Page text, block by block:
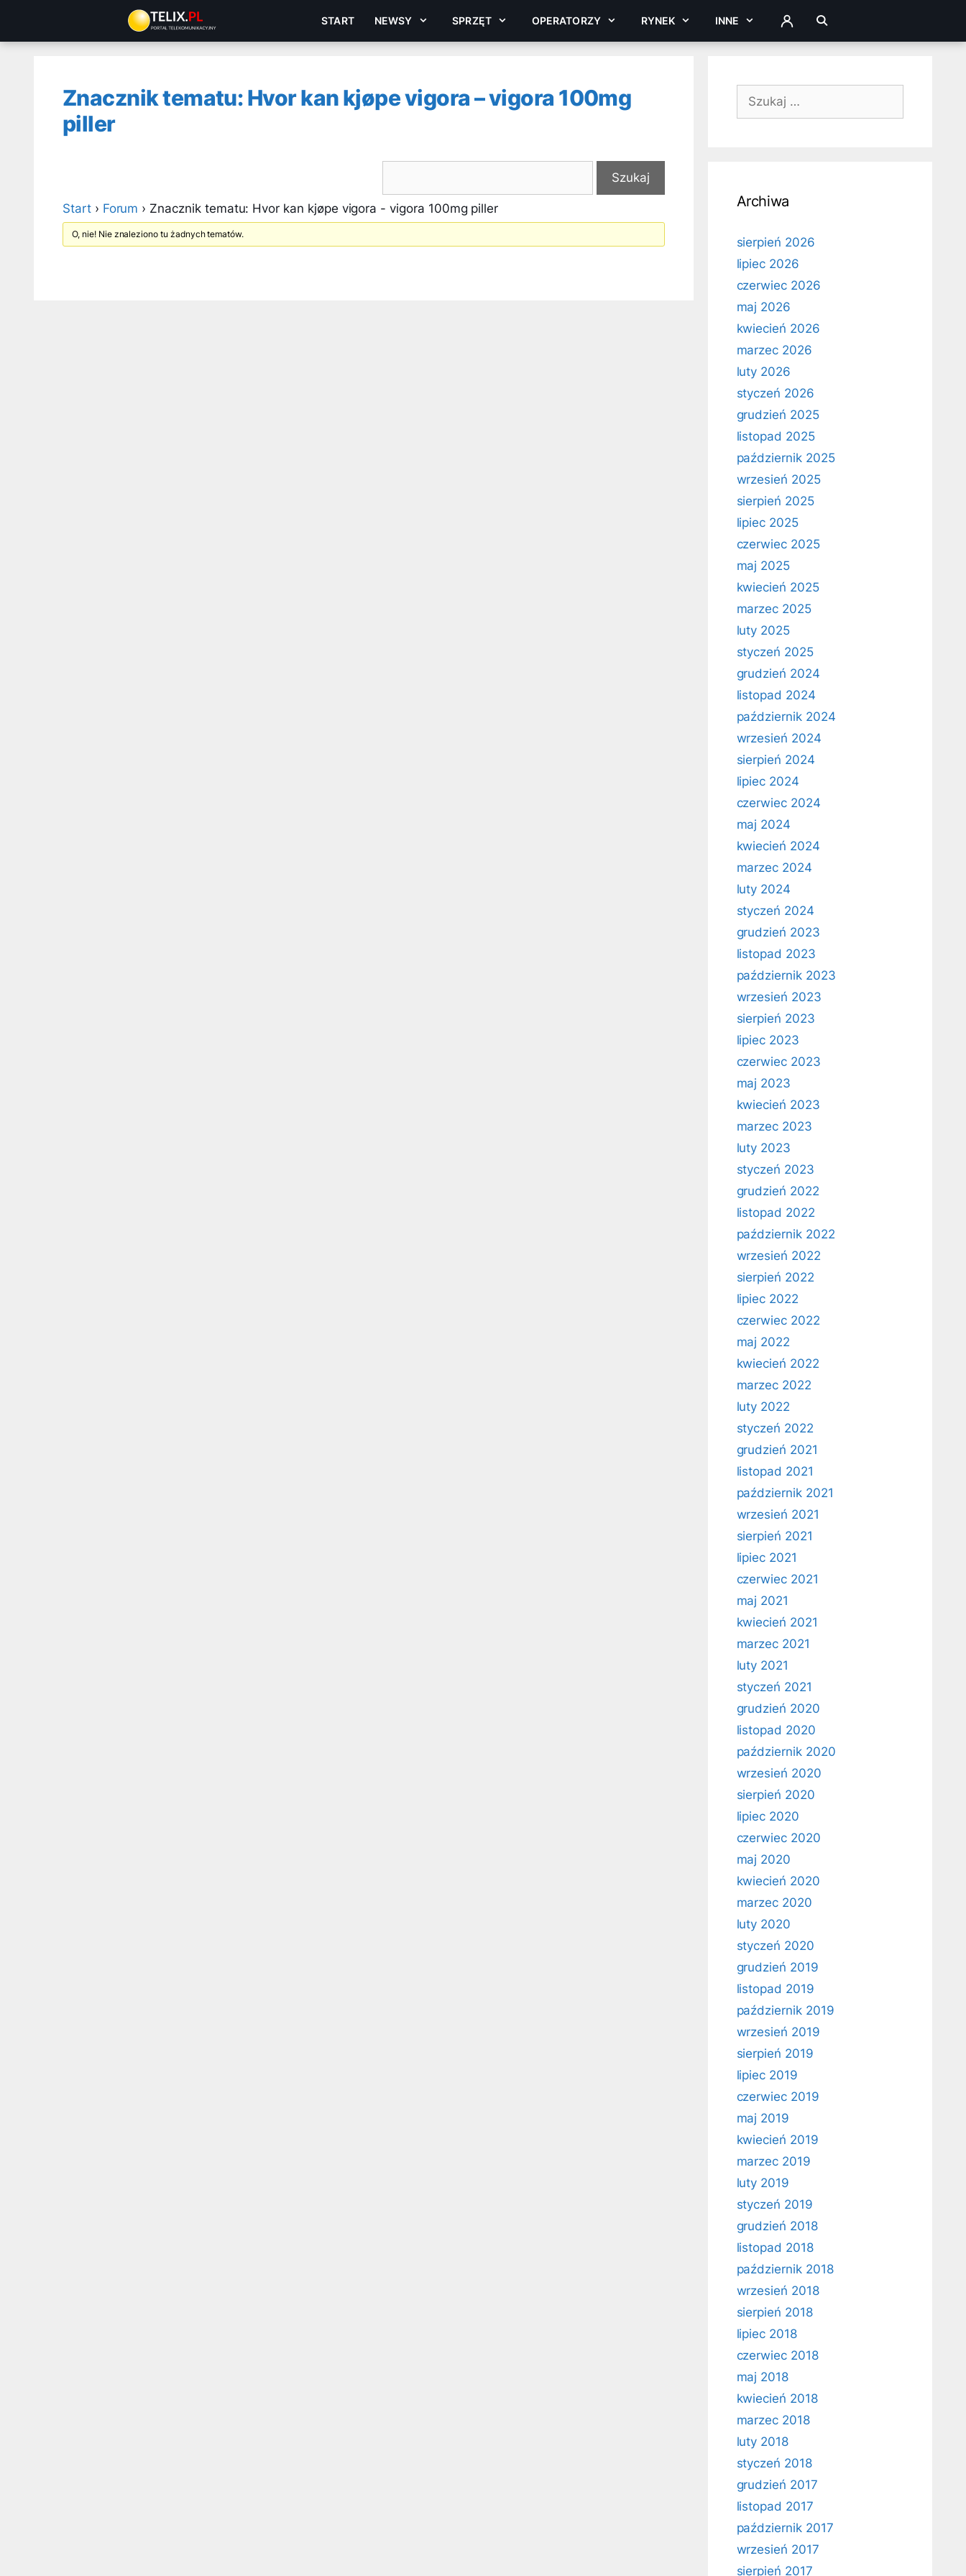
treści
START NEWSY SPRZĘT OPERATORZY RYNEK INNE ZALOGUJ
Znacznik tematu: Hvor kan kjøpe vigora – vigora 100mg
piller
Start › Forum › Znacznik tematu: Hvor kan kjøpe vigora - vigora 100mg piller
O, nie! Nie znaleziono tu żadnych tematów.
Szukaj:
Archiwa
sierpień 2026
lipiec 2026
czerwiec 2026
maj 2026
kwiecień 2026
marzec 2026
luty 2026
styczeń 2026
grudzień 2025
listopad 2025
październik 2025
wrzesień 2025
sierpień 2025
lipiec 2025
czerwiec 2025
maj 2025
kwiecień 2025
marzec 2025
luty 2025
styczeń 2025
grudzień 2024
listopad 2024
październik 2024
wrzesień 2024
sierpień 2024
lipiec 2024
czerwiec 2024
maj 2024
kwiecień 2024
marzec 2024
luty 2024
styczeń 2024
grudzień 2023
listopad 2023
październik 2023
wrzesień 2023
sierpień 2023
lipiec 2023
czerwiec 2023
maj 2023
kwiecień 2023
marzec 2023
luty 2023
styczeń 2023
grudzień 2022
listopad 2022
październik 2022
wrzesień 2022
sierpień 2022
lipiec 2022
czerwiec 2022
maj 2022
kwiecień 2022
marzec 2022
luty 2022
styczeń 2022
grudzień 2021
listopad 2021
październik 2021
wrzesień 2021
sierpień 2021
lipiec 2021
czerwiec 2021
maj 2021
kwiecień 2021
marzec 2021
luty 2021
styczeń 2021
grudzień 2020
listopad 2020
październik 2020
wrzesień 2020
sierpień 2020
lipiec 2020
czerwiec 2020
maj 2020
kwiecień 2020
marzec 2020
luty 2020
styczeń 2020
grudzień 2019
listopad 2019
październik 2019
wrzesień 2019
sierpień 2019
lipiec 2019
czerwiec 2019
maj 2019
kwiecień 2019
marzec 2019
luty 2019
styczeń 2019
grudzień 2018
listopad 2018
październik 2018
wrzesień 2018
sierpień 2018
lipiec 2018
czerwiec 2018
maj 2018
kwiecień 2018
marzec 2018
luty 2018
styczeń 2018
grudzień 2017
listopad 2017
październik 2017
wrzesień 2017
sierpień 2017